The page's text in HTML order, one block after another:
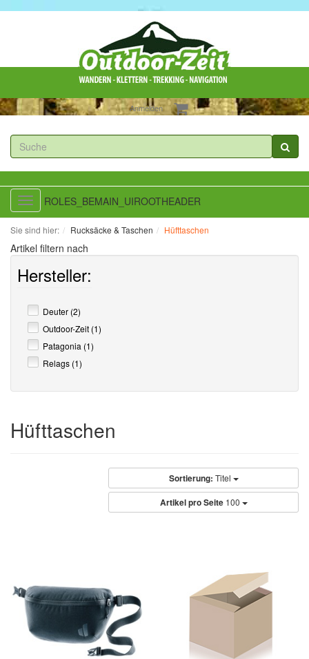
Anmelden
Toggle
navigation
ROLES_BEMAIN_UIROOTHEADER
Sie sind hier: Rucksäcke & Taschen Hüfttaschen
Artikel filtern nach
Hersteller:
Deuter (2)
Outdoor-Zeit (1)
Patagonia (1)
Relags (1)
Hüfttaschen
Sortierung: Titel
Artikel pro Seite 100